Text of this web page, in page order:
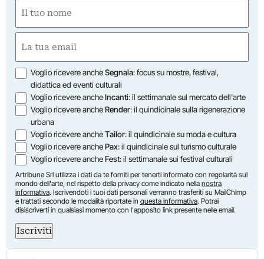
(Obbligatorio)
(Obbligatorio)
Opzioni
Voglio ricevere ancheSegnala: focus su mostre, festival,
didattica ed eventi culturali
Voglio ricevere ancheIncanti: il settimanale sul mercato dell'arte
Voglio ricevere ancheRender: il quindicinale sulla rigenerazione
urbana
Voglio ricevere ancheTailor: il quindicinale su moda e cultura
Voglio ricevere anchePax: il quindicinale sul turismo culturale
Voglio ricevere ancheFest: il settimanale sui festival culturali
Artribune Srl utilizza i dati da te forniti per tenerti informato con regolarità sul
mondo dell'arte, nel rispetto della privacy come indicato nella nostra
informativa. Iscrivendoti i tuoi dati personali verranno trasferiti su MailChimp
e trattati secondo le modalità riportate in questa informativa. Potrai
disiscriverti in qualsiasi momento con l'apposito link presente nelle email.
Iscriviti